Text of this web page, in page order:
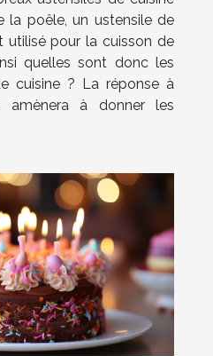
la poêle, un ustensile de
utilisé pour la cuisson de
quelles sont donc les
cuisine ? La réponse à
amènera à donner les